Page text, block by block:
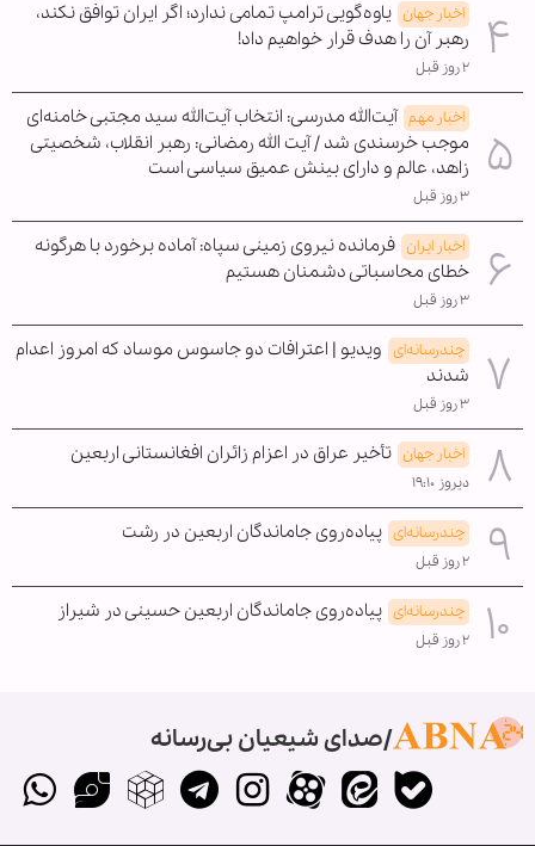
اخبار جهان یاوه‌گویی ترامپ تمامی ندارد؛ اگر ایران توافق نکند،
رهبر آن را هدف قرار خواهیم داد!
۲ روز قبل
اخبار مهم آیت‌الله مدرسی: انتخاب آیت‌الله سید مجتبی خامنه‌ای
موجب خرسندی شد / آیت الله رمضانی: رهبر انقلاب، شخصیتی
زاهد، عالم و دارای بینش عمیق سیاسی است
۳ روز قبل
اخبار ایران فرمانده نیروی زمینی سپاه: آماده برخورد با هرگونه
خطای محاسباتی دشمنان هستیم
۳ روز قبل
چندرسانه‌ای ویدیو | اعترافات دو جاسوس موساد که امروز اعدام
شدند
۳ روز قبل
اخبار جهان تأخیر عراق در اعزام زائران افغانستانی اربعین
دیروز ۱۹:۱۰
چندرسانه‌ای پیاده‌روی جاماندگان اربعین در رشت
۲ روز قبل
چندرسانه‌ای پیاده‌روی جاماندگان اربعین حسینی در شیراز
۲ روز قبل
صدای شیعیان بی‌رسانه